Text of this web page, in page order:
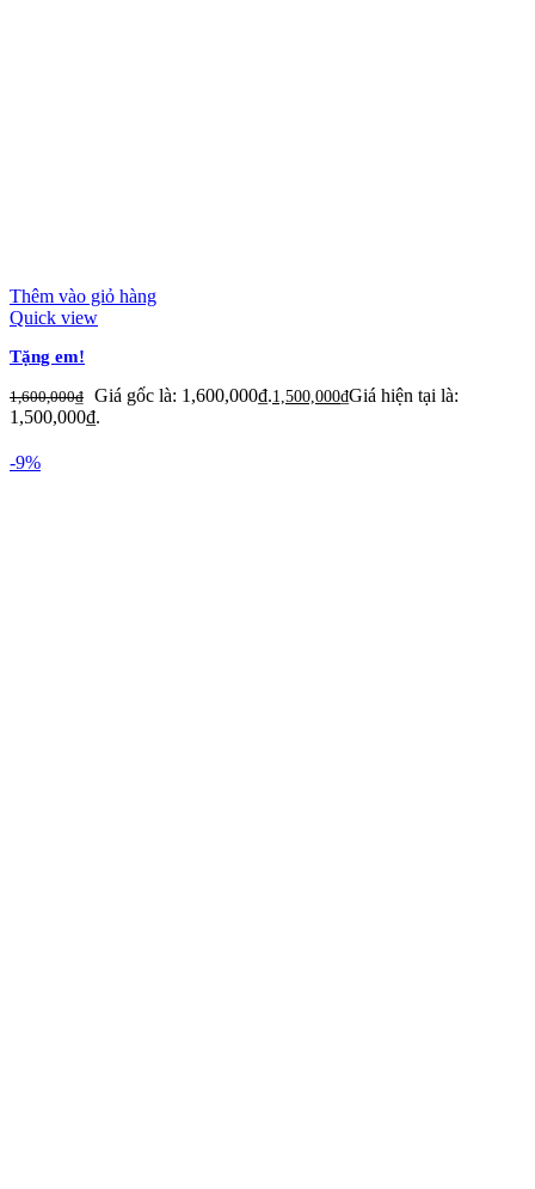
Thêm vào giỏ hàng
Quick view
Tặng em!
1,600,000₫ Giá gốc là: 1,600,000₫.1,500,000₫Giá hiện tại là:
1,500,000₫.
-9%